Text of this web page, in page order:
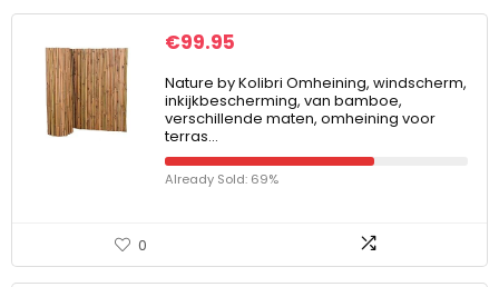
€99.95
Nature by Kolibri Omheining, windscherm,
inkijkbescherming, van bamboe,
verschillende maten, omheining voor
terras…
Already Sold: 69%
0